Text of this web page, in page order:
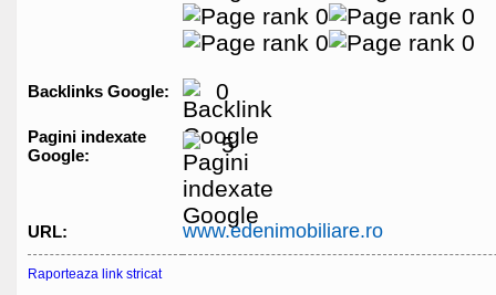
Backlinks Google: 0
Pagini indexate
Google:
5
URL: www.edenimobiliare.ro
Raporteaza link stricat